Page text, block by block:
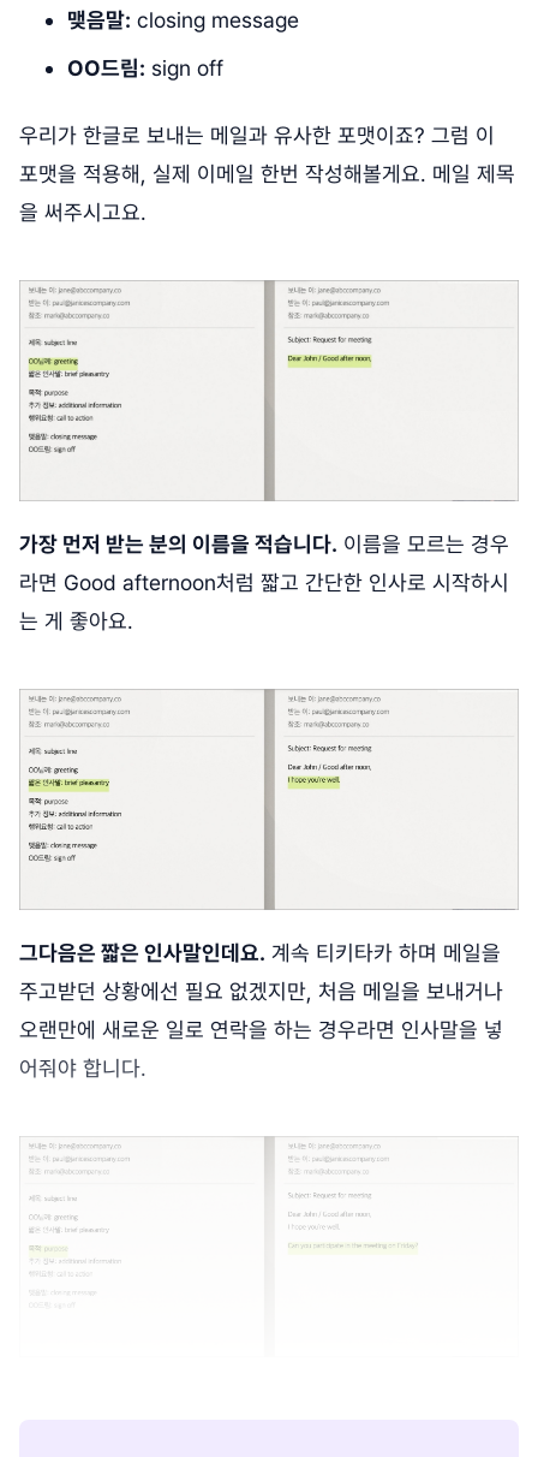
맺음말: closing message
OO드림: sign off
우리가 한글로 보내는 메일과 유사한 포맷이죠? 그럼 이
포맷을 적용해, 실제 이메일 한번 작성해볼게요. 메일 제목
을 써주시고요.
가장 먼저 받는 분의 이름을 적습니다. 이름을 모르는 경우
라면 Good afternoon처럼 짧고 간단한 인사로 시작하시
는 게 좋아요.
그다음은 짧은 인사말인데요. 계속 티키타카 하며 메일을
주고받던 상황에선 필요 없겠지만, 처음 메일을 보내거나
오랜만에 새로운 일로 연락을 하는 경우라면 인사말을 넣
어줘야 합니다.